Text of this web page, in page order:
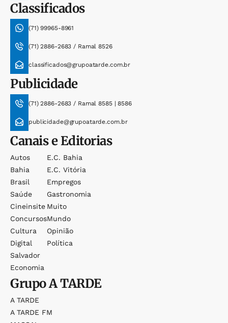
Classificados
(71) 99965-8961
(71) 2886-2683 / Ramal 8526
classificados@grupoatarde.com.br
Publicidade
(71) 2886-2683 / Ramal 8585 | 8586
publicidade@grupoatarde.com.br
Canais e Editorias
Autos
Bahia
Brasil
Saúde
Cineinsite
Concursos
Cultura
Digital
Salvador
Economia
E.c. Bahia
E.c. Vitória
Empregos
Gastronomia
Muito
Mundo
Opinião
Política
GrupoA TARDE
A TARDE
A TARDE FM